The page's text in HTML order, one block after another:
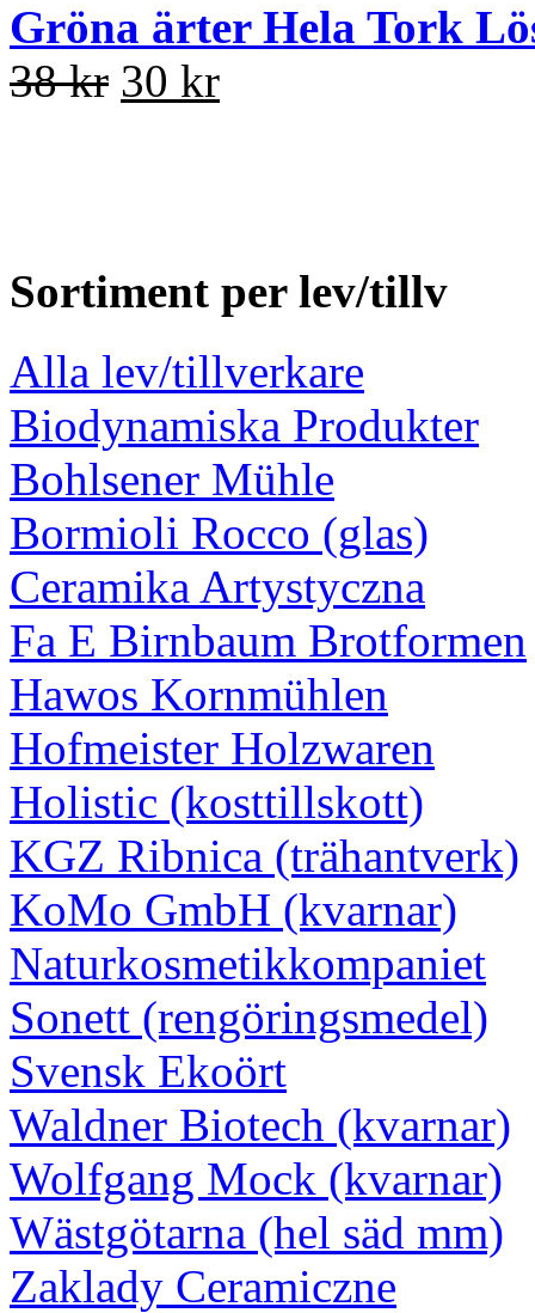
Gröna ärter Hela Tork
38 kr 30 kr
Sortiment per lev/tillv
Alla lev/tillverkare
Biodynamiska Produkter
Bohlsener Mühle
Bormioli Rocco (glas)
Ceramika Artystyczna
Fa E Birnbaum Brotformen
Hawos Kornmühlen
Hofmeister Holzwaren
Holistic (kosttillskott)
KGZ Ribnica (trähantverk)
KoMo GmbH (kvarnar)
Naturkosmetikkompaniet
Sonett (rengöringsmedel)
Svensk Ekoört
Waldner Biotech (kvarnar)
Wolfgang Mock (kvarnar)
Wästgötarna (hel säd mm)
Zaklady Ceramiczne